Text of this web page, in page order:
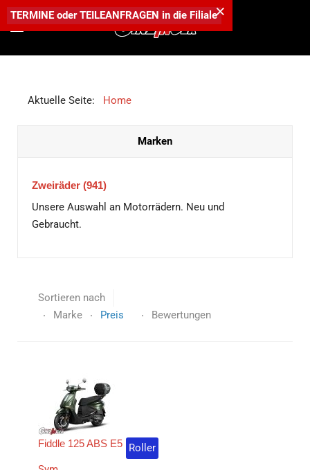
Aktuelle Seite: Home
Marken
Zweiräder (941)
Unsere Auswahl an Motorrädern. Neu und
Gebraucht.
Sortieren nach
Marke
Preis Bewertungen
Fiddle 125 ABS E5 Roller
×
TERMINE oderTEILEANFRAGEN in die Filiale